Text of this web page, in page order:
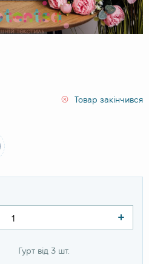
Товар закінчився
Гурт від 3 шт.